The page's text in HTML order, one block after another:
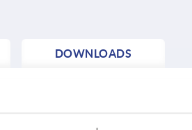
DOWNLOADS